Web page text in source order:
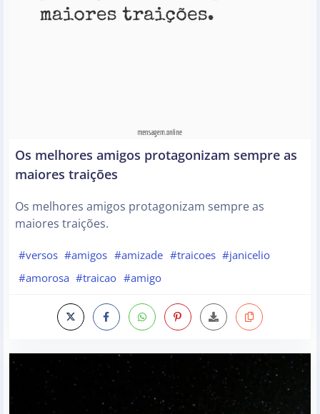
Os melhores amigos protagonizam sempre as
maiores traições
Os melhores amigos protagonizam sempre as
maiores traições.
#versos #amigos #amizade #traicoes #janicelio
#amorosa #traicao #amigo